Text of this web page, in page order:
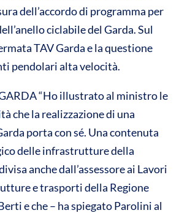
dell’accordo di programma per
ciclabile del Garda. Sul
TAV Garda e la questione
pendolari alta velocità.
“Ho illustrato al ministro le
che la realizzazione di una
porta con sé. Una contenuta
delle infrastrutture della
anche dall’assessore ai Lavori
e trasporti della Regione
e che – ha spiegato Parolini al